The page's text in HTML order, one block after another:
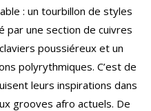
: un tourbillon de styles
par une section de cuivres
poussiéreux et un
polyrythmiques. C’est de
leurs inspirations dans
grooves afro actuels. De